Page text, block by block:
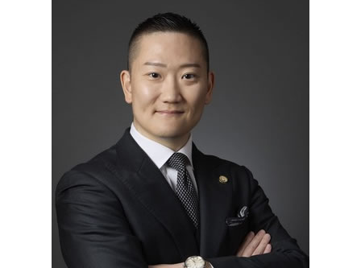
破産法 自己破産
特定調停 条件
借金 払えない 相談
借金 債務整理 ブラックリスト
パワハラ 相談 解決
セクハラ 相談 解決
未払い 賃金
労務 トラブル
企業 法務 部
企業法務 とは
残業代 未払い
誹謗中傷 SNS
誹謗中傷 どこから
ネット 誹謗中傷
個人再生 全国 相談
出会い系 詐欺 全国 弁護士
破産 問題 港区 弁護士
出会い系 詐欺 全国 相談
振り込め詐欺 全国 弁護士
振り込め詐欺 23区 弁護士
破産 問題 東京都 相談
労働問題 東京都 相談
誹謗中傷 千代田区
企業法務 23区 弁護士
労働問題 港区 相談
破産 問題 全国 弁護士
リーガルチェック 港区 弁護士